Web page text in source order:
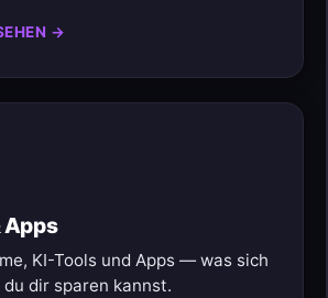
→
Apps
KI-Tools und Apps — was sich
dir sparen kannst.